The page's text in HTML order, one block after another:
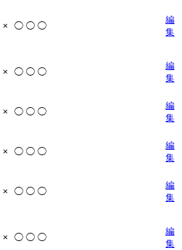
× ◯ ◯ ◯
編
集
× ◯ ◯ ◯
編
集
× ◯ ◯ ◯
編
集
× ◯ ◯ ◯
編
集
× ◯ ◯ ◯
編
集
× ◯ ◯ ◯
編
集